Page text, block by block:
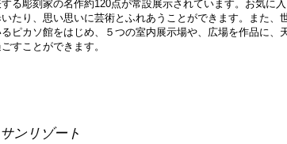
る彫刻家の名作約120点が常設展示されています。お気に
たり、思い思いに芸術とふれあうことができます。また、
ピカソ館をはじめ、５つの室内展示場や、広場を作品に、
すことができます。
ンリゾート